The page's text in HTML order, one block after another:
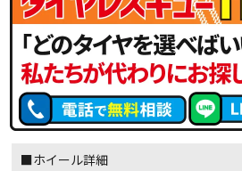
■ホイール詳細